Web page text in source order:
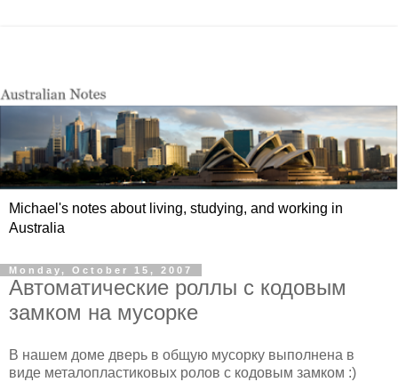
Michael's notes about living, studying, and working in
Australia
Monday, October 15, 2007
Автоматические роллы с кодовым
замком на мусорке
В нашем доме дверь в общую мусорку выполнена в
виде металопластиковых ролов с кодовым замком :)